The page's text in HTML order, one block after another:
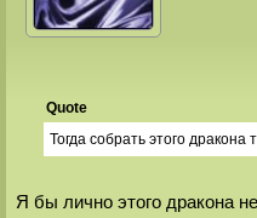
Quote
Тогда собрать этого дракона
Я бы лично этого дракона